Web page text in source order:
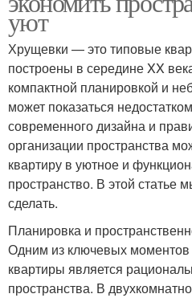
уют
Хрущевки — это типовые
построены в середине XX
компактной планировкой и
может показаться
современного дизайна и
организации пространства
квартиру в уютное и
пространство. В этой статье
сделать.
Планировка и
Одним из ключевых
квартиры является
пространства. В